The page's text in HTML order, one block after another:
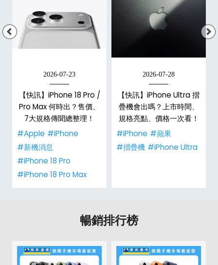
2026-07-23
【快訊】iPhone 18 Pro /
Pro Max 何時出？售價、
7大規格傳聞總整理！
#Apple #iPhone
#新機消息
#iPhone 18 Pro
#iPhone 18 Pro Max
2026-07-28
【快訊】iPhone Ultra 摺
疊機會出嗎？上市時間、
規格亮點、價格一次看！
#iPhone #蘋果
#摺疊機 #iPhone Ultra
暢銷排行榜